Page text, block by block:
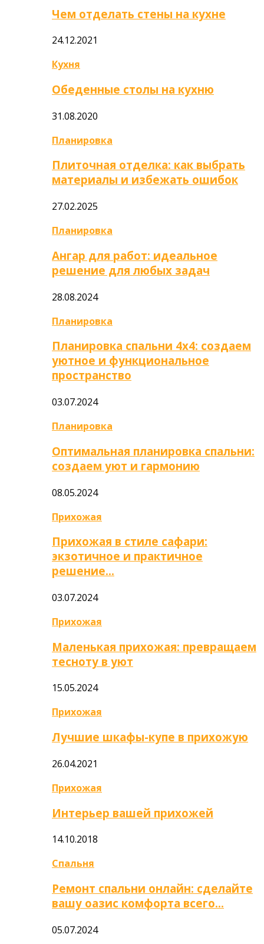
Чем отделать стены на кухне
24.12.2021
Кухня
Обеденные столы на кухню
31.08.2020
Планировка
Плиточная отделка: как выбрать
материалы и избежать ошибок
27.02.2025
Планировка
Ангар для работ: идеальное
решение для любых задач
28.08.2024
Планировка
Планировка спальни 4х4: создаем
уютное и функциональное
пространство
03.07.2024
Планировка
Оптимальная планировка спальни:
создаем уют и гармонию
08.05.2024
Прихожая
Прихожая в стиле сафари:
экзотичное и практичное
решение…
03.07.2024
Прихожая
Маленькая прихожая: превращаем
тесноту в уют
15.05.2024
Прихожая
Лучшие шкафы-купе в прихожую
26.04.2021
Прихожая
Интерьер вашей прихожей
14.10.2018
Спальня
Ремонт спальни онлайн: сделайте
вашу оазис комфорта всего…
05.07.2024